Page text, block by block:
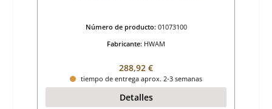
Número de producto: 01073100
Fabricante: HWAM
Precio normal:
288,92 €
tiempo de entrega aprox. 2-3 semanas
Detalles